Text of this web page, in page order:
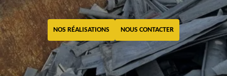
NOS RÉALISATIONS NOUS CONTACTER